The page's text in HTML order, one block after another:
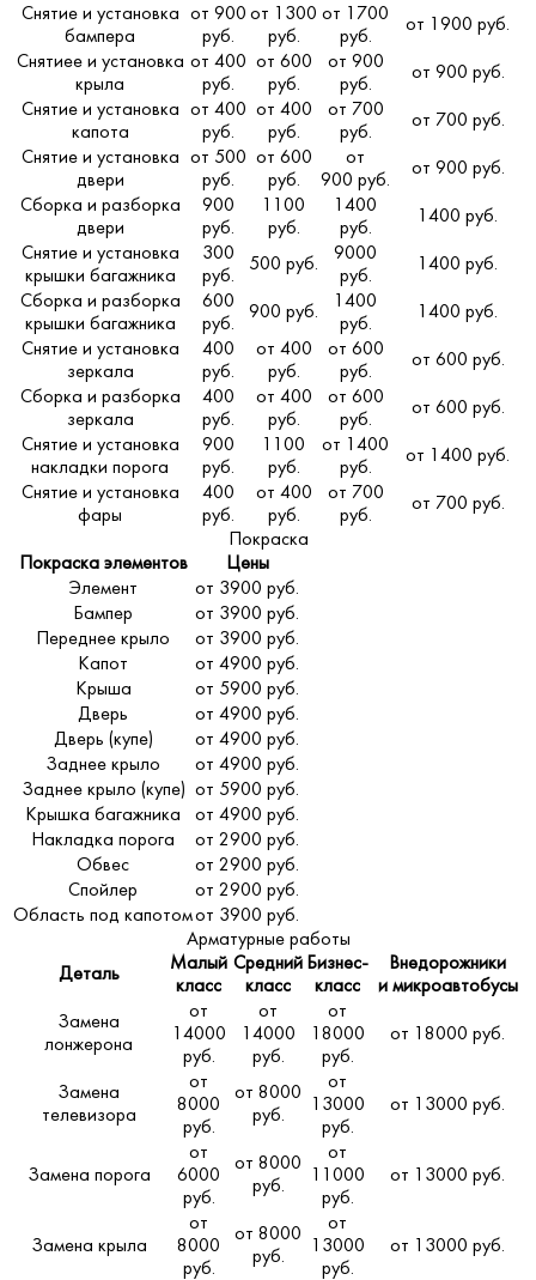
Снятие и установка
бампера
от 900
руб.
от 1300
руб.
от 1700
руб.
от 1900 руб.
Снятиее и установка
крыла
от 400
руб.
от 600
руб.
от 900
руб.
от 900 руб.
Снятие и установка
капота
от 400
руб.
от 400
руб.
от 700
руб.
от 700 руб.
Снятие и установка
двери
от 500
руб.
от 600
руб.
от
900 руб.
от 900 руб.
Сборка и разборка
двери
900
руб.
1100
руб.
1400
руб.
1400 руб.
Снятие и установка
крышки багажника
300
руб.
500 руб.
9000
руб.
1400 руб.
Сборка и разборка
крышки багажника
600
руб.
900 руб.
1400
руб.
1400 руб.
Снятие и установка
зеркала
400
руб.
от 400
руб.
от 600
руб.
от 600 руб.
Сборка и разборка
зеркала
400
руб.
от 400
руб.
от 600
руб.
от 600 руб.
Снятие и установка
накладки порога
900
руб.
1100
руб.
от 1400
руб.
от 1400 руб.
Снятие и установка
фары
400
руб.
от 400
руб.
от 700
руб.
от 700 руб.
Покраска
Покраска элементов
Цены
Элемент
от 3900 руб.
Бампер
от 3900 руб.
Переднее крыло
от 3900 руб.
Капот
от 4900 руб.
Крыша
от 5900 руб.
Дверь
от 4900 руб.
Дверь (купе)
от 4900 руб.
Заднее крыло
от 4900 руб.
Заднее крыло (купе) от 5900 руб.
Крышка багажника
от 4900 руб.
Накладка порога
от 2900 руб.
Обвес
от 2900 руб.
Спойлер
от 2900 руб.
Область под капотомот 3900 руб.
Арматурные работы
Деталь
Малый
класс
Средний
класс
Бизнес-
класс
Внедорожники
и микроавтобусы
Замена
лонжерона
от
14000
руб.
от
14000
руб.
от
18000
руб.
от 18000 руб.
Замена
телевизора
от
8000
руб.
от 8000
руб.
от
13000
руб.
от 13000 руб.
Замена порога
от
6000
руб.
от 8000
руб.
от
11000
руб.
от 13000 руб.
Замена крыла
от
8000
руб.
от 8000
руб.
от
13000
руб.
от 13000 руб.